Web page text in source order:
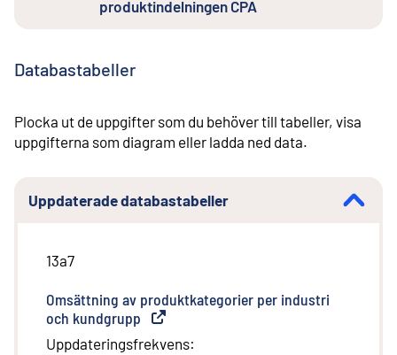
produktindelningen CPA
Databastabeller
Plocka ut de uppgifter som du behöver till tabeller, visa
uppgifterna som diagram eller ladda ned data.
Uppdaterade databastabeller
13a7
Omsättning av produktkategorier per industri
och kundgrupp Extern länk
Uppdateringsfrekvens: